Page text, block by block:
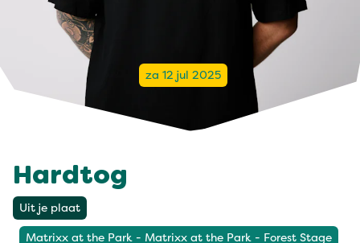
za 12 jul 2025
Hardtog
Uit je plaat
Matrixx at the Park - Matrixx at the Park - Forest Stage